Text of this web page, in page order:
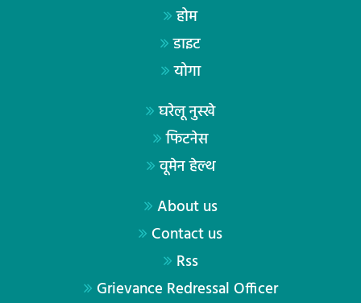
होम
डाइट
योगा
घरेलू नुस्खे
फिटनेस
वूमेन हेल्थ
About us
Contact us
Rss
Grievance Redressal Officer